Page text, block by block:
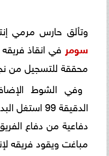
وتألق حارس مرمي
سومر في انقاذ
محققة للتسجيل من
وفي الشوط
الدقيقة 99
دفاعية من دفاع
مباغت ويقود فريقه